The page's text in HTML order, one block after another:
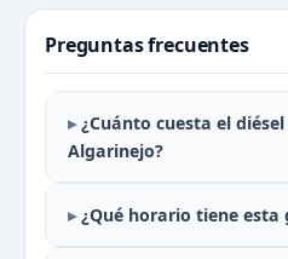
Preguntas frecuentes
¿Cuánto cuesta el
Algarinejo?
¿Qué horario tiene esta